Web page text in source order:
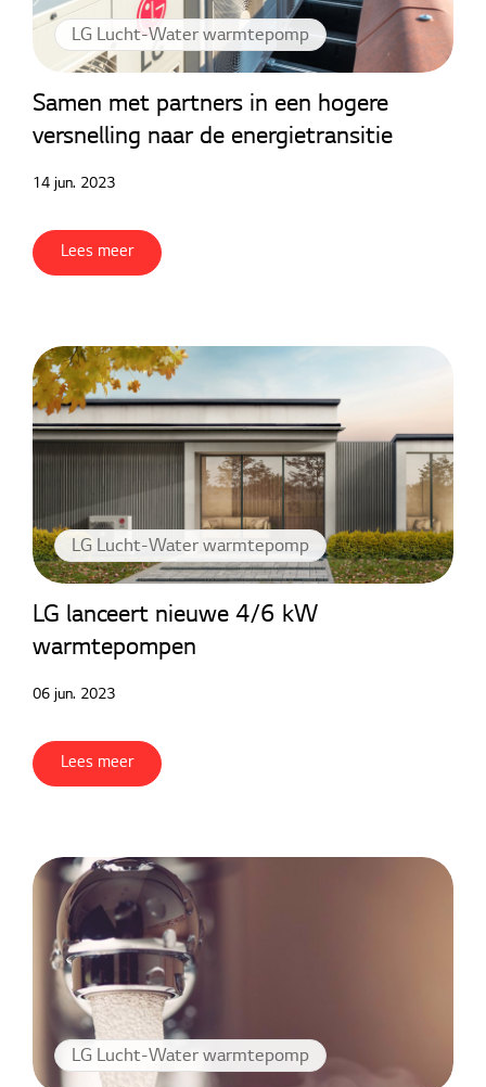
LG Lucht-Water warmtepomp
Samen met partners in een hogere
versnelling naar de energietransitie
14 jun. 2023
Lees meer
LG Lucht-Water warmtepomp
LG lanceert nieuwe 4/6 kW
warmtepompen
06 jun. 2023
Lees meer
LG Lucht-Water warmtepomp